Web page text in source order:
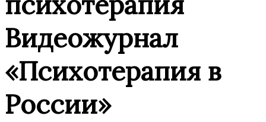
Видеожурнал
«Психотерапия в
России»